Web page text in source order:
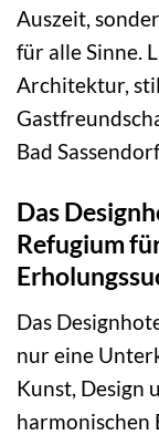
Auszeit,
für alle Sinne.
Architektur,
Bad
Das
Refugium
Das
nur eine
Kunst, Design
harmonischen